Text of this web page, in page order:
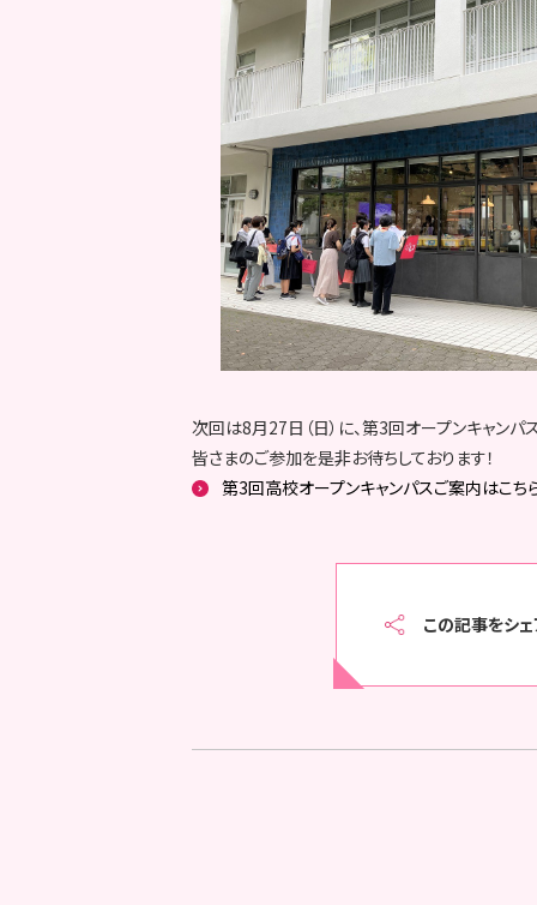
次回は8月27日（日）に、第3回オープンキャンパ
皆さまのご参加を是非お待ちしております！
第3回高校オープンキャンパスご案内はこち
この記事をシ